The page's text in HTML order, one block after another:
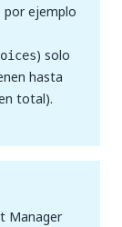
por ejemplo
) solo
hasta
total).
Manager